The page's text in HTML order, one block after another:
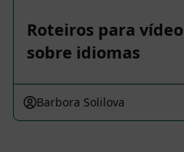
Roteiros para
sobre idiomas
Barbora Solilova